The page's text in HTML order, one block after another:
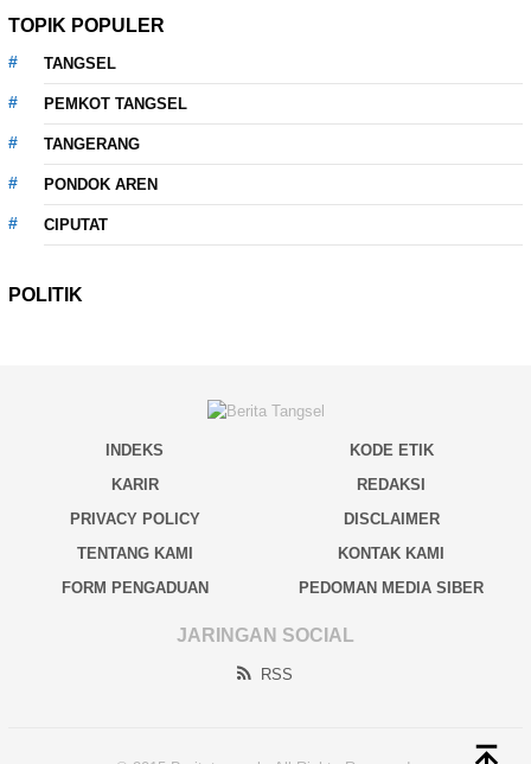
TOPIK POPULER
TANGSEL
PEMKOT TANGSEL
TANGERANG
PONDOK AREN
CIPUTAT
POLITIK
INDEKS
KODE ETIK
KARIR
REDAKSI
PRIVACY POLICY
DISCLAIMER
TENTANG KAMI
KONTAK KAMI
FORM PENGADUAN
PEDOMAN MEDIA SIBER
JARINGAN SOCIAL
RSS